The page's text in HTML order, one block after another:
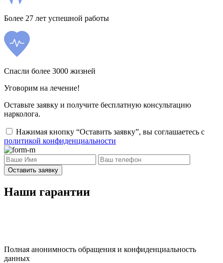
Более 27 лет успешной работы
Спасли более 3000 жизней
Уговорим на лечение!
Оставьте заявку и получите бесплатную консультацию
нарколога.
Нажимая кнопку “Оставить заявку”, вы соглашаетесь с
политикой конфиденциальности
Оставить заявку
Наши гарантии
Полная анонимность обращения и конфиденциальность
данных